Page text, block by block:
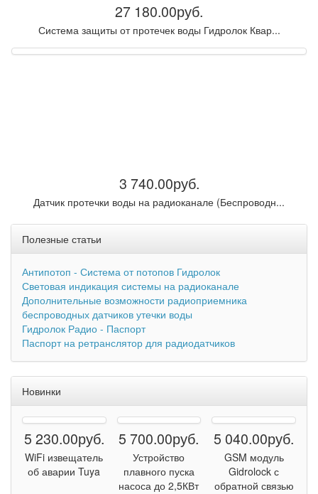
27 180.00руб.
Система защиты от протечек воды Гидролок Квар...
3 740.00руб.
Датчик протечки воды на радиоканале (Беспроводн...
Полезные статьи
Антипотоп - Система от потопов Гидролок
Световая индикация системы на радиоканале
Дополнительные возможности радиоприемника
беспроводных датчиков утечки воды
Гидролок Радио - Паспорт
Паспорт на ретранслятор для радиодатчиков
Новинки
5 230.00руб.
WiFi извещатель
об аварии Tuya
5 700.00руб.
Устройство
плавного пуска
насоса до 2,5КВт
5 040.00руб.
GSM модуль
Gidrolock с
обратной связью